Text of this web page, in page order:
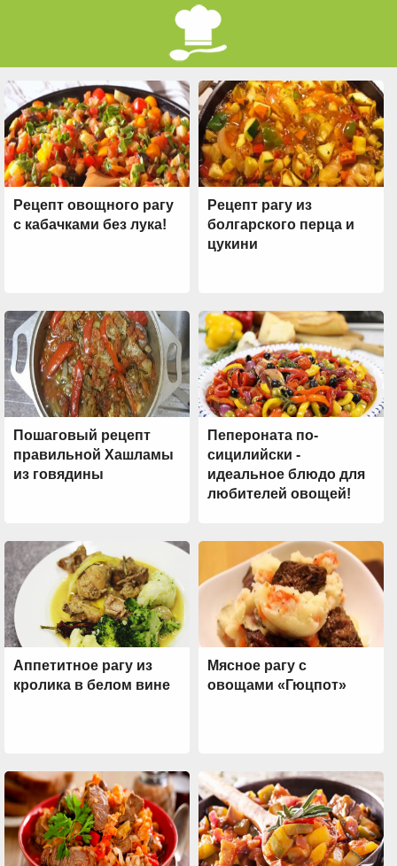
Рецепт овощного рагу
с кабачками без лука!
Рецепт рагу из
болгарского перца и
цукини
Пошаговый рецепт
правильной Хашламы
из говядины
Пепероната по-
сицилийски -
идеальное блюдо для
любителей овощей!
Аппетитное рагу из
кролика в белом вине
Мясное рагу с
овощами «Гюцпот»